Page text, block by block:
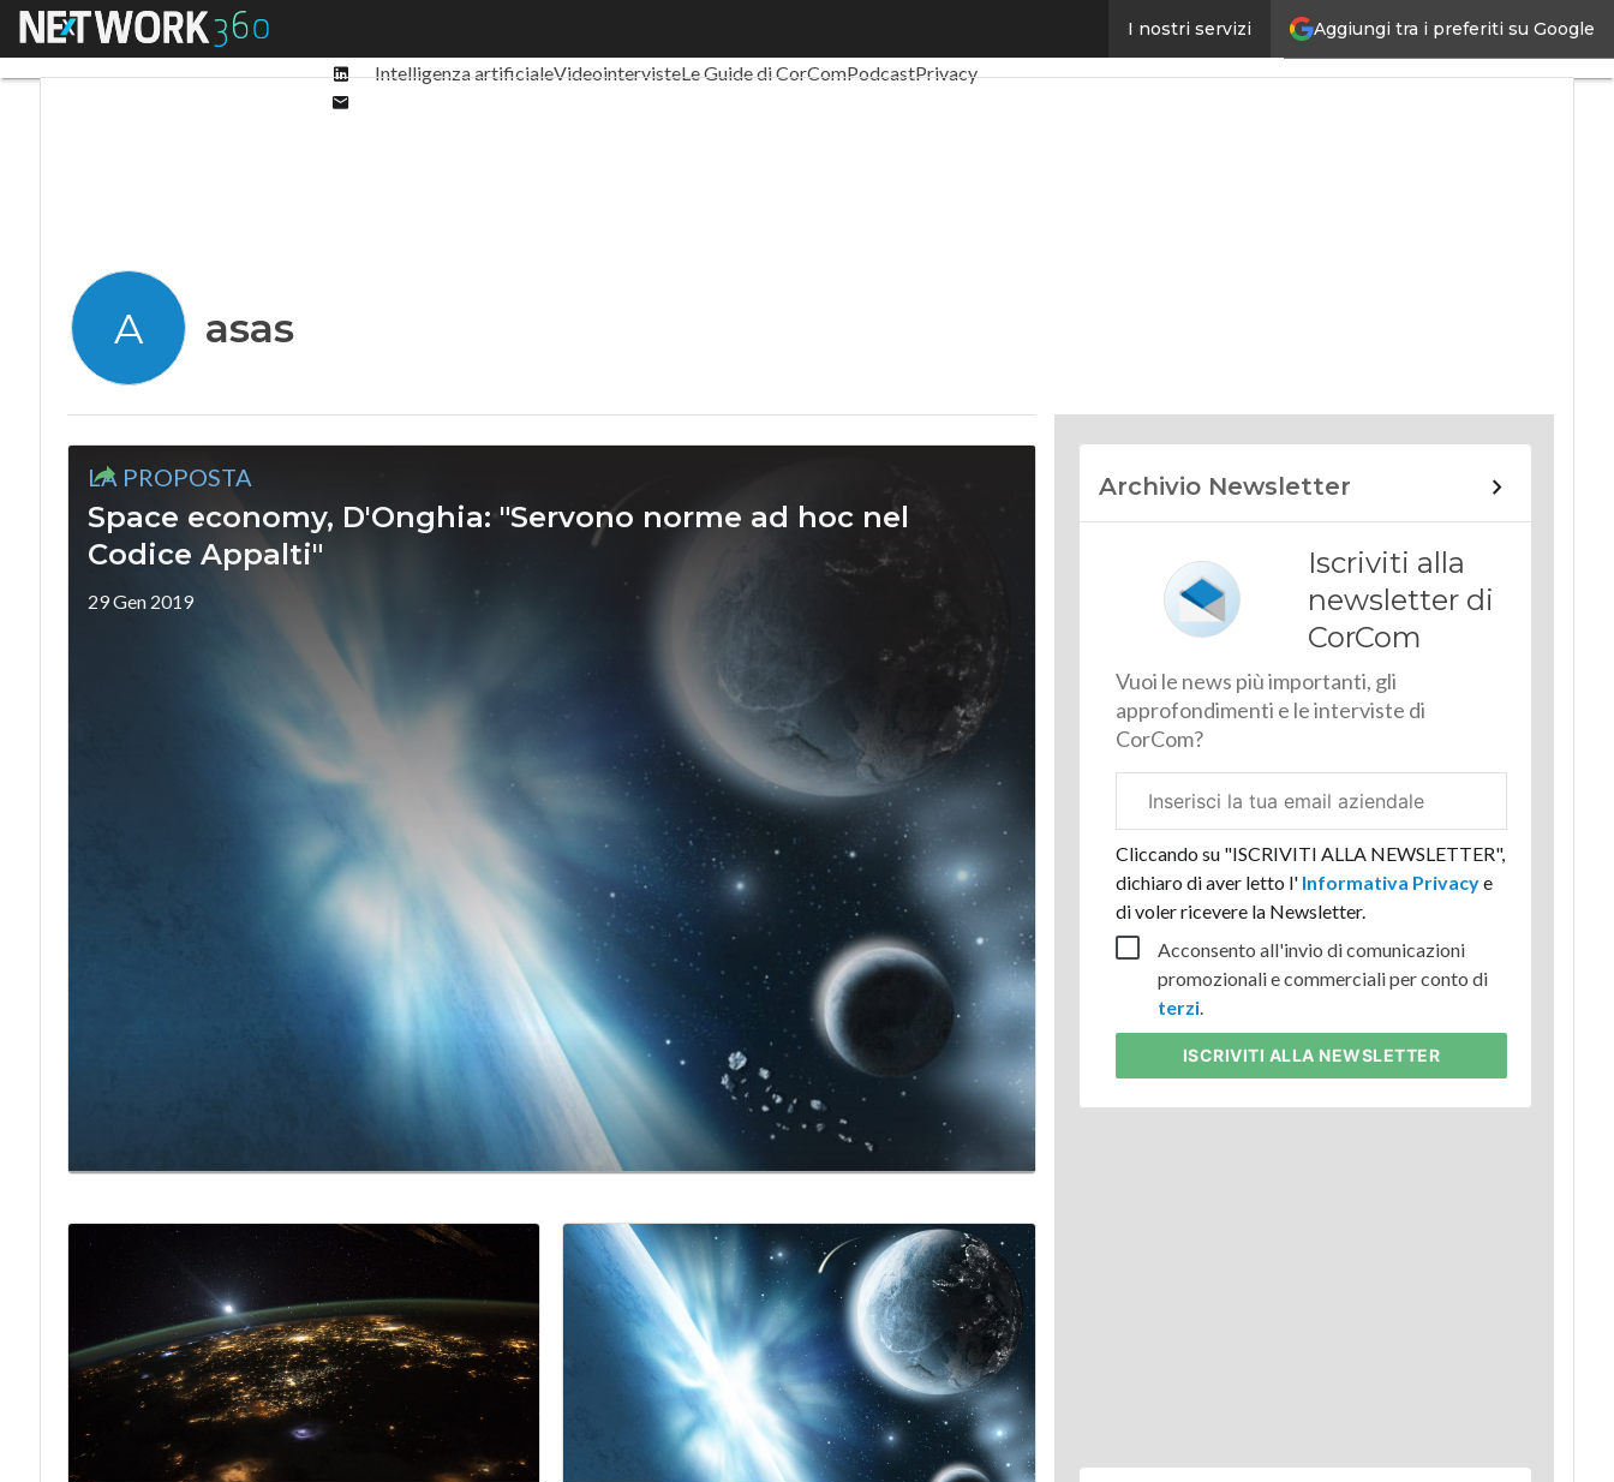
Aggiungi tra i preferiti su Google
I nostri servizi
Menu
Linkedin
Intelligenza artificialeVideointervisteLe Guide di CorComPodcastPrivacy
A asas
LA PROPOSTA
Space economy, D'Onghia: "Servono norme ad hoc nel
Codice Appalti"
29 Gen 2019
Archivio Newsletter
Iscriviti alla
newsletter di
CorCom
Vuoi le news più importanti, gli
approfondimenti e le interviste di
CorCom?
aziendale
Cliccando su "ISCRIVITI ALLA NEWSLETTER",
dichiaro di aver letto l'Informativa Privacye
di voler ricevere la Newsletter.
Acconsento all'invio di comunicazioni
promozionali e commerciali per conto di
terzi.
ISCRIVITI ALLA NEWSLETTER